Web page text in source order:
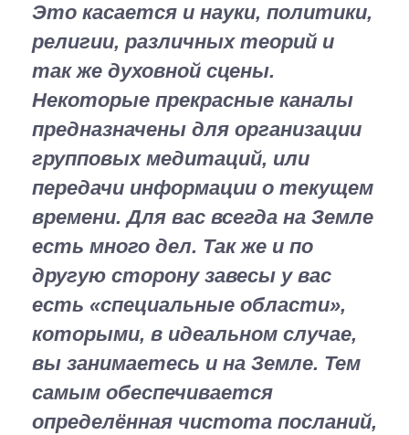
Это касается и науки, политики,
религии, различных теорий и
так же духовной сцены.
Некоторые прекрасные каналы
предназначены для организации
групповых медитаций, или
передачи информации о текущем
времени. Для вас всегда на Земле
есть много дел. Так же и по
другую сторону завесы у вас
есть «специальные области»,
которыми, в идеальном случае,
вы занимаетесь и на Земле. Тем
самым обеспечивается
определённая чистота посланий,